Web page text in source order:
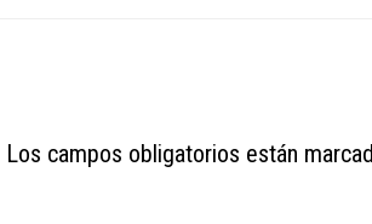
Los campos obligatorios están